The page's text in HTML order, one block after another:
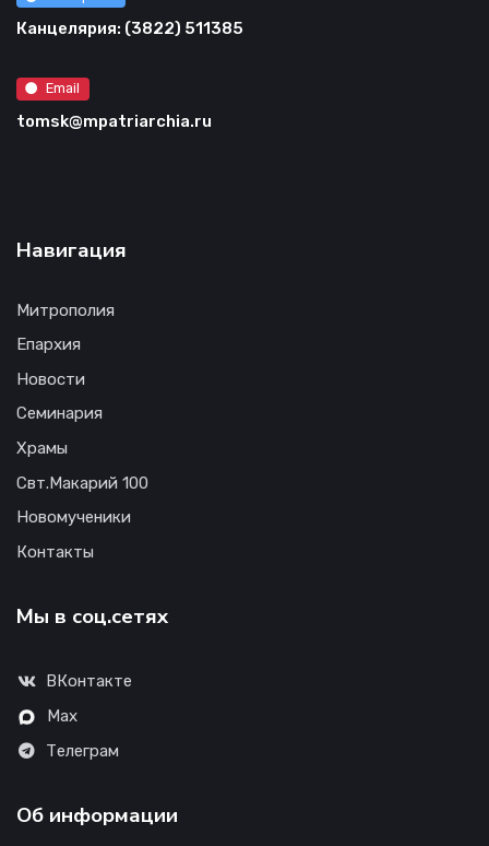
Канцелярия: (3822) 511385
Email
tomsk@mpatriarchia.ru
Навигация
Митрополия
Епархия
Новости
Семинария
Храмы
Свт.Макарий 100
Новомученики
Контакты
Мы в соц.сетях
ВКонтакте
Max
Телеграм
Об информации